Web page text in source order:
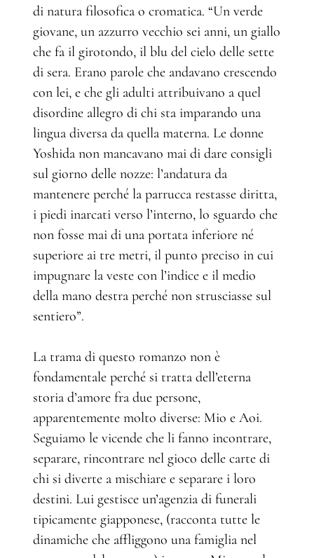
di natura filosofica o cromatica. “Un verde
giovane, un azzurro vecchio sei anni, un giallo
che fa il girotondo, il blu del cielo delle sette
di sera. Erano parole che andavano crescendo
con lei, e che gli adulti attribuivano a quel
disordine allegro di chi sta imparando una
lingua diversa da quella materna. Le donne
Yoshida non mancavano mai di dare consigli
sul giorno delle nozze: l’andatura da
mantenere perché la parrucca restasse diritta,
i piedi inarcati verso l’interno, lo sguardo che
non fosse mai di una portata inferiore né
superiore ai tre metri, il punto preciso in cui
impugnare la veste con l’indice e il medio
della mano destra perché non strusciasse sul
sentiero”.
La trama di questo romanzo non è
fondamentale perché si tratta dell’eterna
storia d’amore fra due persone,
apparentemente molto diverse: Mio e Aoi.
Seguiamo le vicende che li fanno incontrare,
separare, rincontrare nel gioco delle carte di
chi si diverte a mischiare e separare i loro
destini. Lui gestisce un’agenzia di funerali
tipicamente giapponese, (racconta tutte le
dinamiche che affliggono una famiglia nel